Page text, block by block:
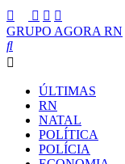
GRUPO AGORA RN
ÚLTIMAS
RN
NATAL
POLÍTICA
POLÍCIA